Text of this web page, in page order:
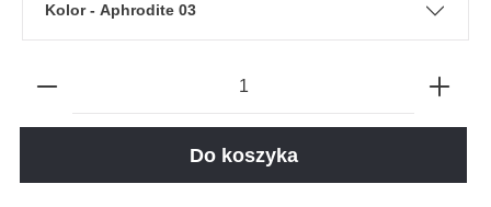
Kolor - Aphrodite 03
Do koszyka